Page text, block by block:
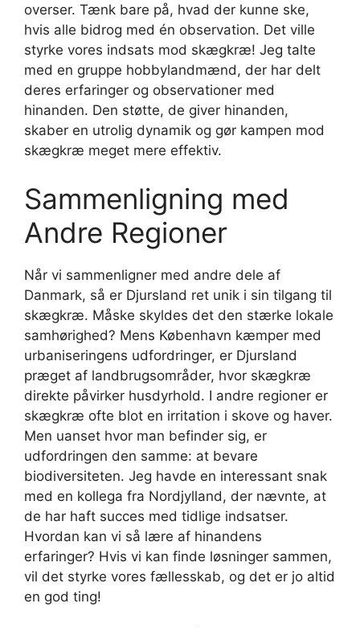
overser. Tænk bare på, hvad der kunne ske,
hvis alle bidrog med én observation. Det ville
styrke vores indsats mod skægkræ! Jeg talte
med en gruppe hobbylandmænd, der har delt
deres erfaringer og observationer med
hinanden. Den støtte, de giver hinanden,
skaber en utrolig dynamik og gør kampen mod
skægkræ meget mere effektiv.
Sammenligning med
Andre Regioner
Når vi sammenligner med andre dele af
Danmark, så er Djursland ret unik i sin tilgang til
skægkræ. Måske skyldes det den stærke lokale
samhørighed? Mens København kæmper med
urbaniseringens udfordringer, er Djursland
præget af landbrugsområder, hvor skægkræ
direkte påvirker husdyrhold. I andre regioner er
skægkræ ofte blot en irritation i skove og haver.
Men uanset hvor man befinder sig, er
udfordringen den samme: at bevare
biodiversiteten. Jeg havde en interessant snak
med en kollega fra Nordjylland, der nævnte, at
de har haft succes med tidlige indsatser.
Hvordan kan vi så lære af hinandens
erfaringer? Hvis vi kan finde løsninger sammen,
vil det styrke vores fællesskab, og det er jo altid
en god ting!